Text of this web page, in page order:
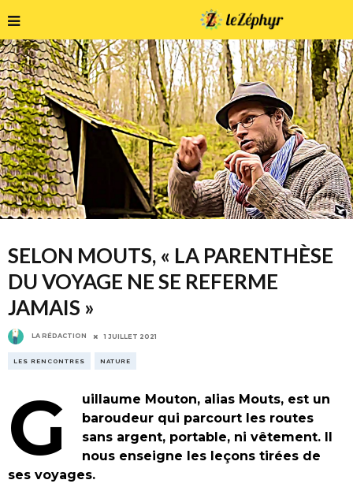
SELON MOUTS, « LA PARENTHÈSE
DU VOYAGE NE SE REFERME
JAMAIS »
LA RÉDACTION 1 JUILLET 2021
LES RENCONTRES NATURE
G
uillaume Mouton, alias Mouts, est un
baroudeur qui parcourt les routes
sans argent, portable, ni vêtement. Il
nous enseigne les leçons tirées de
ses voyages.